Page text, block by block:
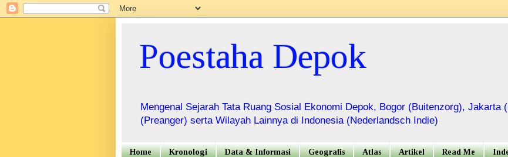
Poestaha Depok
Mengenal Sejarah Tata Ruang Sosial Ekonomi Depok, Bogor (Buitenzorg), Jakarta
(Preanger) serta Wilayah Lainnya di Indonesia (Nederlandsch Indie)
Home Kronologi Data & Informasi Geografis Atlas Artikel Read Me